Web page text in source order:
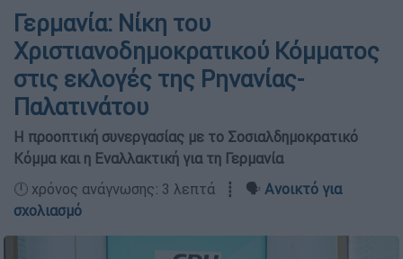
Γερμανία: Νίκη του
Χριστιανοδημοκρατικού Κόμματος
στις εκλογές της Ρηνανίας-
Παλατινάτου
Η προοπτική συνεργασίας με το Σοσιαλδημοκρατικό
Κόμμα και η Εναλλακτική για τη Γερμανία
🕛 χρόνος ανάγνωσης: 3 λεπτά ┋ 🗣️ Ανοικτό για
σχολιασμό